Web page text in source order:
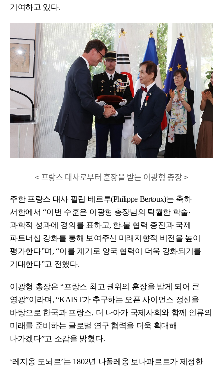
기여하고 있다.
< 프랑스 대사로부터 훈장을 받는 이광형 총장 >
주한 프랑스 대사 필립 베르투(Philippe Bertoux)는 축하
서한에서 “이번 수훈은 이광형 총장님의 탁월한 학술·
과학적 성과에 경의를 표하고, 한-불 협력 증진과 국제
파트너십 강화를 통해 보여주신 미래지향적 비전을 높이
평가한다”며, “이를 계기로 양국 협력이 더욱 강화되기를
기대한다”고 전했다.
이광형 총장은 “프랑스 최고 권위의 훈장을 받게 되어 큰
영광”이라며, “KAIST가 추구하는 오픈 사이언스 정신을
바탕으로 한국과 프랑스, 더 나아가 국제사회와 함께 인류의
미래를 준비하는 글로벌 연구 협력을 더욱 확대해
나가겠다”고 소감을 밝혔다.
‘레지옹 도뇌르’는 1802년 나폴레옹 보나파르트가 제정한